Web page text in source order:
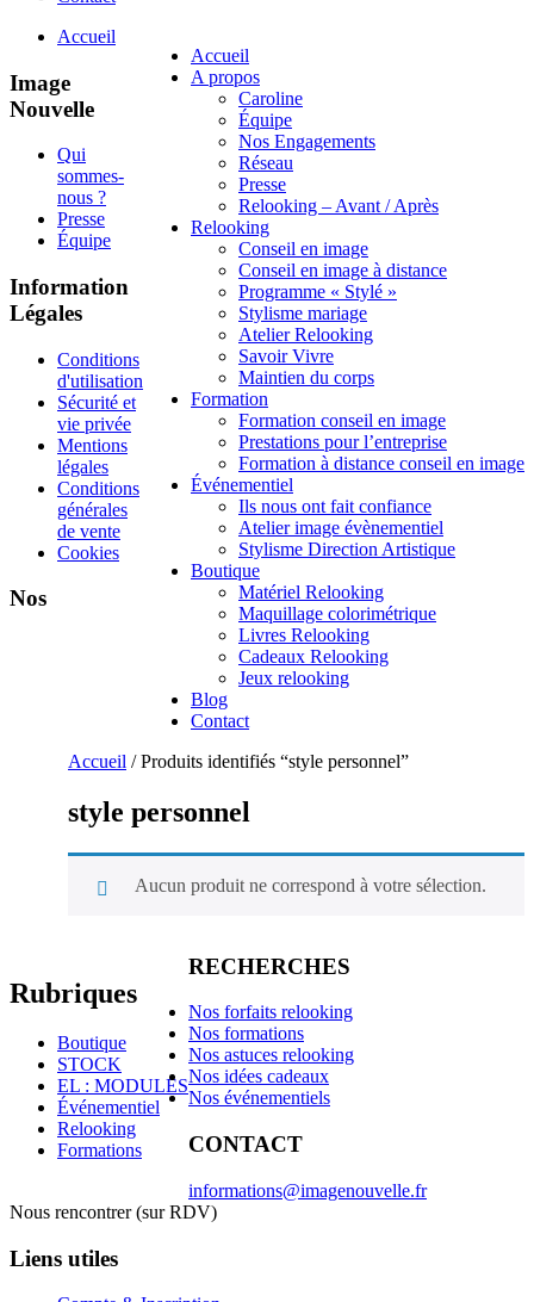
Accueil
A propos
Caroline
Équipe
Nos Engagements
Réseau
Presse
Relooking – Avant / Après
Relooking
Conseil en image
Conseil en image à distance
Programme « Stylé »
Stylisme mariage
Atelier Relooking
Savoir Vivre
Maintien du corps
Formation
Formation conseil en image
Prestations pour l’entreprise
Formation à distance conseil en image
Événementiel
Ils nous ont fait confiance
Atelier image évènementiel
Stylisme Direction Artistique
Boutique
Matériel Relooking
Maquillage colorimétrique
Livres Relooking
Cadeaux Relooking
Jeux relooking
Blog
Contact
Accueil
Accueil / Produits identifiés “style personnel”
style personnel
Aucun produit ne correspond à votre sélection.
Rubriques
Boutique
STOCK
EL : MODULES
Événementiel
Relooking
Formations
Image
Nouvelle
Qui
sommes-
nous ?
Presse
Équipe
Information
Légales
Conditions
d'utilisation
Sécurité et
vie privée
Mentions
légales
Conditions
générales
de vente
Cookies
Nos
RECHERCHES
Nos forfaits relooking
Nos formations
Nos astuces relooking
Nos idées cadeaux
Nos événementiels
CONTACT
informations@imagenouvelle.fr
Nous rencontrer (sur RDV)
Liens utiles